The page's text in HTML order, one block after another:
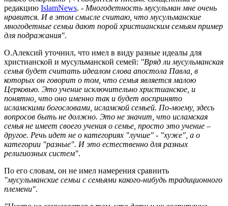
редакцию IslamNews. - Многодетность мусульман мне очень
нравится. И в этом смысле считаю, что мусульманские
многодетные семьи дают порой христианским семьям пример
для подражания".
О.Алексий уточнил, что имел в виду разные идеалы для
христианской и мусульманской семей: "Вряд ли мусульманская
семья будет считать идеалом слова апостола Павла, в
которых он говорит о том, что семья является малою
Церковью. Это учение исключительно христианское, и
понятно, что оно именно так и будет воспринято
исламскими богословами, исламской семьей. По-моему, здесь
вопросов быть не должно. Это не значит, что исламская
семья не имеет своего учения о семье, просто это учение –
другое. Речь идет не о категориях "лучше" - "хуже", а о
категории "разные". И это естественно для разных
религиозных систем".
По его словам, он не имел намерения сравнить
"мусульманские семьи с семьями какого-нибудь традиционного
племени".